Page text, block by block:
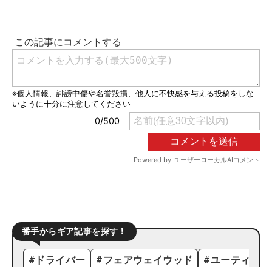
番手からギア記事を探す！
# ドライバー #フェアウェイウッド #ユーティリ